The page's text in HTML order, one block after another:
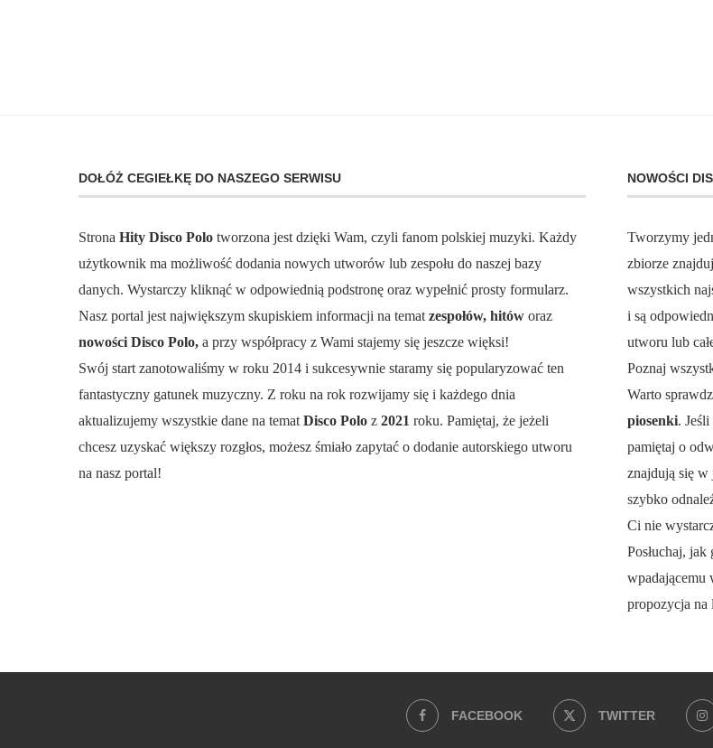
DOŁÓŻ CEGIEŁKĘ DO NASZEGO SERWISU
Strona Hity Disco Polo tworzona jest dzięki Wam, czyli fanom polskiej muzyki. Każdy
użytkownik ma możliwość dodania nowych utworów lub zespołu do naszej bazy
danych. Wystarczy kliknąć w odpowiednią podstronę oraz wypełnić prosty formularz.
Nasz portal jest największym skupiskiem informacji na temat zespołów, hitów oraz
nowości Disco Polo, a przy współpracy z Wami stajemy się jeszcze więksi!
Swój start zanotowaliśmy w roku 2014 i sukcesywnie staramy się popularyzować ten
fantastyczny gatunek muzyczny. Z roku na rok rozwijamy się i każdego dnia
aktualizujemy wszystkie dane na temat Disco Polo z 2021 roku. Pamiętaj, że jeżeli
chcesz uzyskać większy rozgłos, możesz śmiało zapytać o dodanie autorskiego utworu
na nasz portal!
NOWOŚCI
Tworzymy
zbiorze
wszystkich
i są
utworu lub
Poznaj
Warto
piosenki.
pamiętaj o
znajdują się
szybko
Ci nie
Posłuchaj,
wpadającemu
propozycja na
FACEBOOK TWITTER